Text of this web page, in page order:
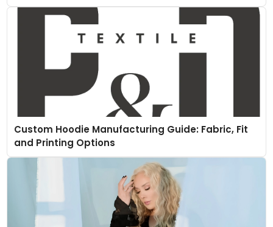
Custom Hoodie Manufacturing Guide: Fabric, Fit
and Printing Options